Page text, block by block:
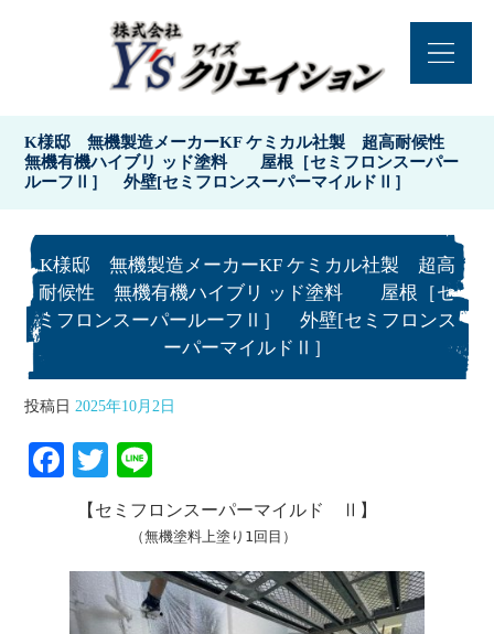
K様邸 無機製造メーカーKF ケミカル社製 超高耐候性
無機有機ハイブリ ッド塗料 屋根［セミフロンスーパー
ルーフⅡ］ 外壁[セミフロンスーパーマイルドⅡ］
K様邸 無機製造メーカーKF ケミカル社製 超高
耐候性 無機有機ハイブリ ッド塗料 屋根［セ
ミフロンスーパールーフⅡ］ 外壁[セミフロンス
ーパーマイルドⅡ］
投稿日 2025年10月2日
Fa
ce
bo
ok
T
wi
tte
r
ne
【セミフロンスーパーマイルド Ⅱ】
（無機塗料上塗り1回目）